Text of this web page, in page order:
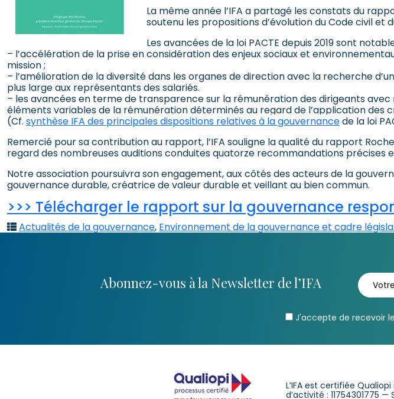
La même année l’IFA a partagé les constats du
soutenu les propositions d’évolution du Code civil et
Les avancées de la loi PACTE depuis 2019 sont
– l’accélération de la prise en considération des enjeux sociaux et
mission ;
– l’amélioration de la diversité dans les organes de direction avec la recherche
plus large aux représentants des salariés.
– les avancées en terme de transparence sur la rémunération des dirigeants
éléments variables de la rémunération déterminés au regard de l’application
(Cf. synthèse IFA des principales dispositions relatives à la gouvernancede la loi
Remercié pour sa contribution au rapport, l’IFA souligne la qualité du rapport
regard des nombreuses auditions conduites quatorze recommandations précises
Notre association poursuivra son engagement, aux côtés des acteurs de la
gouvernance durable, créatrice de valeur durable et veillant au bien commun.
>>> Télécharger le rapport sur la gouvernance
Actualités de la gouvernance, Environnement de la gouvernance et cadre
Abonnez-vous à la Newsletter de l’IFA
J'accepte de recevoir
L’IFA est certifiée
d’activité : 11754301775